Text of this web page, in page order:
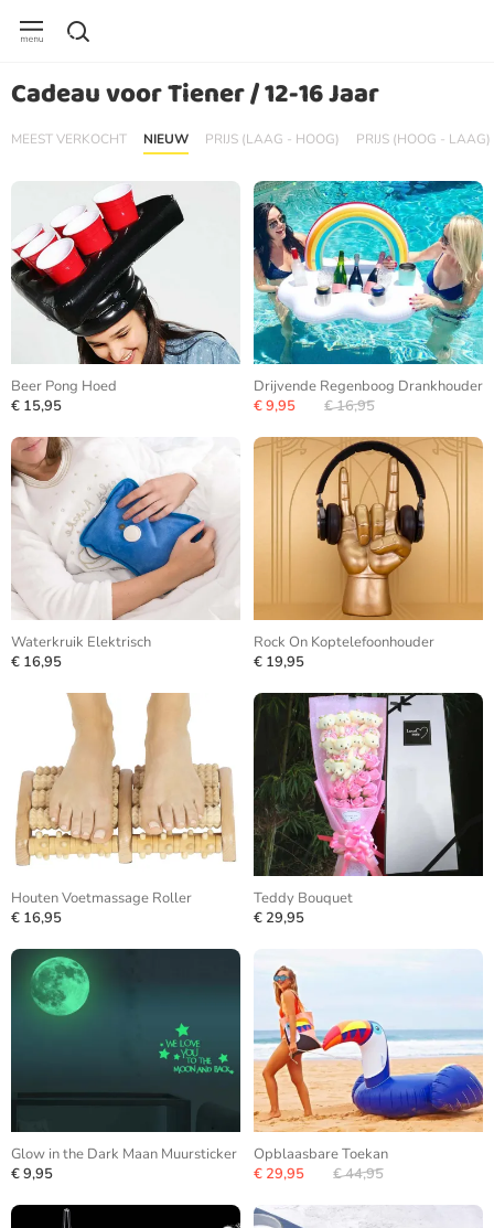
Cadeau voor Tiener / 12-16 Jaar
MEEST VERKOCHT NIEUW PRIJS (LAAG - HOOG) PRIJS (HOOG - LAAG)
Beer Pong Hoed
€ 15,95
Drijvende Regenboog Drankhouder
€ 9,95
€ 16,95
Waterkruik Elektrisch
€ 16,95
Rock On Koptelefoonhouder
€ 19,95
Houten Voetmassage Roller
€ 16,95
Teddy Bouquet
€ 29,95
Glow in the Dark Maan Muursticker
€ 9,95
Opblaasbare Toekan
€ 29,95
€ 44,95